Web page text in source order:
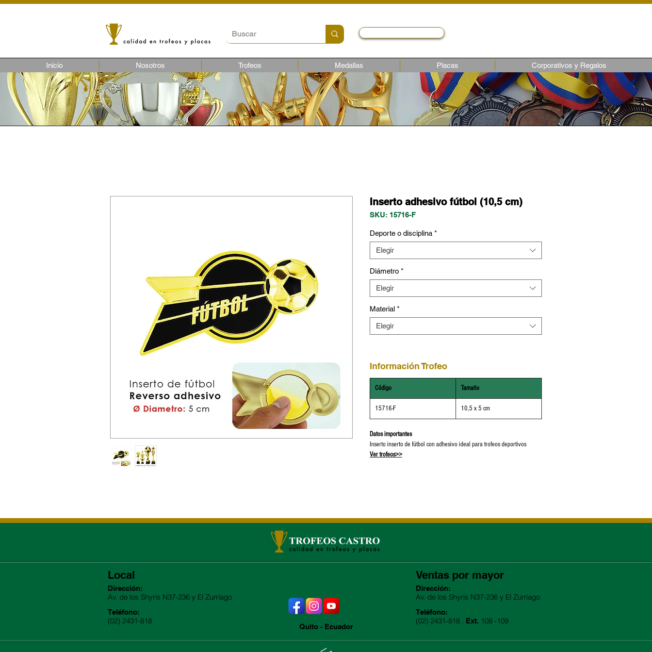
Inicio Nosotros Trofeos Medallas Placas Corporativos y Regalos
Inserto adhesivo fútbol (10,5 cm)
SKU: 15716-F
Deporte o disciplina *
Elegir
Diámetro *
Elegir
Material *
Elegir
Información Trofeo
Código Tamaño
15716-F 10,5 x 5 cm
Datos importantes
Inserto inserto de fútbol con adhesivo ideal para trofeos deportivos
Ver trofeos>>
Local
Dirección:
Av. de los Shyris N37-236 y El Zurriago
Teléfono:
(02) 2431-818
Quito - Ecuador
Ventas por mayor
Dirección:
Av. de los Shyris N37-236 y El Zurriago
Teléfono:
(02) 2431-818 . Ext. 108 -109